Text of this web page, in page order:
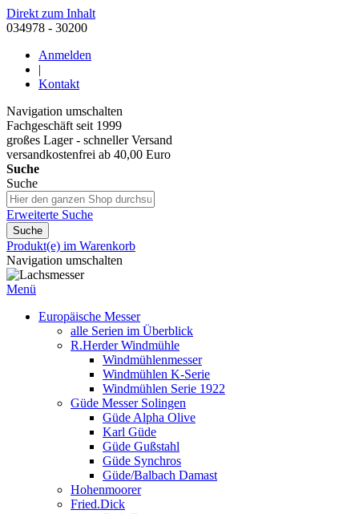
Direkt zum Inhalt
034978 - 30200
Anmelden
|
Kontakt
Navigation umschalten
Fachgeschäft seit 1999
großes Lager - schneller Versand
versandkostenfrei ab 40,00 Euro
Suche
Suche
Erweiterte Suche
Suche
Produkt(e) im Warenkorb
Navigation umschalten
Menü
Europäische Messer
alle Serien im Überblick
R.Herder Windmühle
Windmühlenmesser
Windmühlen K-Serie
Windmühlen Serie 1922
Güde Messer Solingen
Güde Alpha Olive
Karl Güde
Güde Gußstahl
Güde Synchros
Güde/Balbach Damast
Hohenmoorer
Fried.Dick